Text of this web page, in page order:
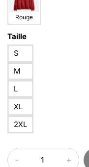
Rouge
Taille
S
M
L
XL
2XL
quantité